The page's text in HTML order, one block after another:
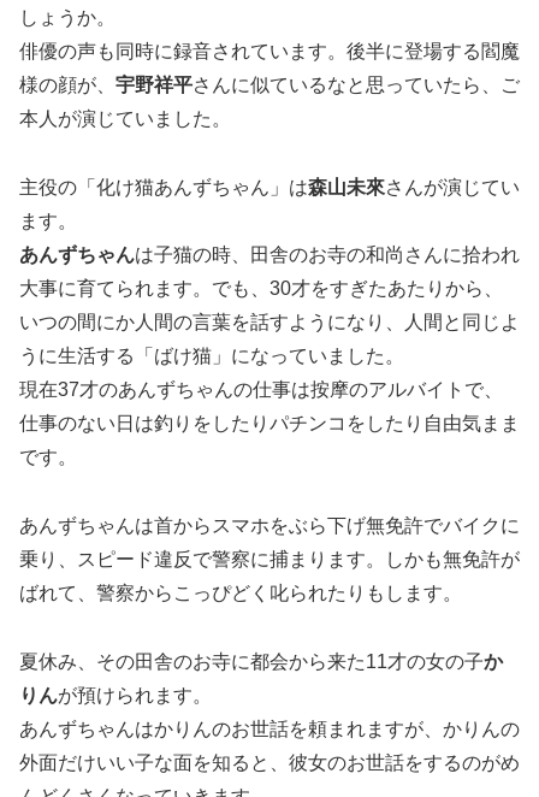
しょうか。
俳優の声も同時に録音されています。後半に登場する閻魔
様の顔が、 宇野祥平さんに似ているなと思っていたら、ご
本人が演じていました。
主役の「化け猫あんずちゃん」は森山未來さんが演じてい
ます。
あんずちゃんは子猫の時、田舎のお寺の和尚さんに拾われ
大事に育てられます。でも、30才をすぎたあたりから、
いつの間にか人間の言葉を話すようになり、人間と同じよ
うに生活する「ばけ猫」になっていました。
現在37才のあんずちゃんの仕事は按摩のアルバイトで、
仕事のない日は釣りをしたりパチンコをしたり自由気まま
です。
あんずちゃんは首からスマホをぶら下げ無免許でバイクに
乗り、スピード違反で警察に捕まります。しかも無免許が
ばれて、警察からこっぴどく叱られたりもします。
夏休み、その田舎のお寺に都会から来た11才の女の子か
りんが預けられます。
あんずちゃんはかりんのお世話を頼まれますが、かりんの
外面だけいい子な面を知ると、彼女のお世話をするのがめ